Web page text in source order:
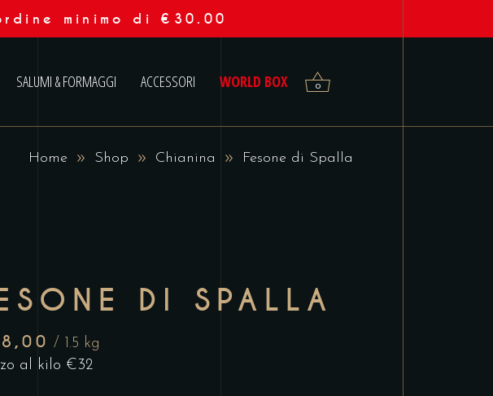
minimo di €30.00
SALUMI & FORMAGGI ACCESSORI WORLD BOX 0
Home Shop Chianina Fesone di Spalla
DI SPALLA
/ 1.5 kg
al kilo €32